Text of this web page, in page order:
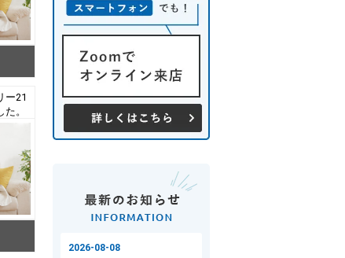
ー21
。
て